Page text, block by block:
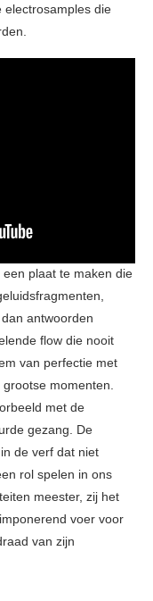
electrosamples die
plaat te maken die
antwoorden
flow die nooit
van perfectie met
momenten.
met de
gezang. De
de verf dat niet
rol spelen in ons
meester, zij het
voer voor
van zijn